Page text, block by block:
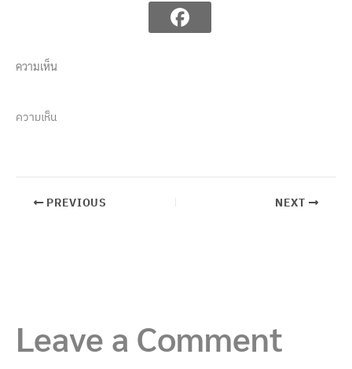
ความเห็น
ความเห็น
PREVIOUS NEXT
Leave a Comment